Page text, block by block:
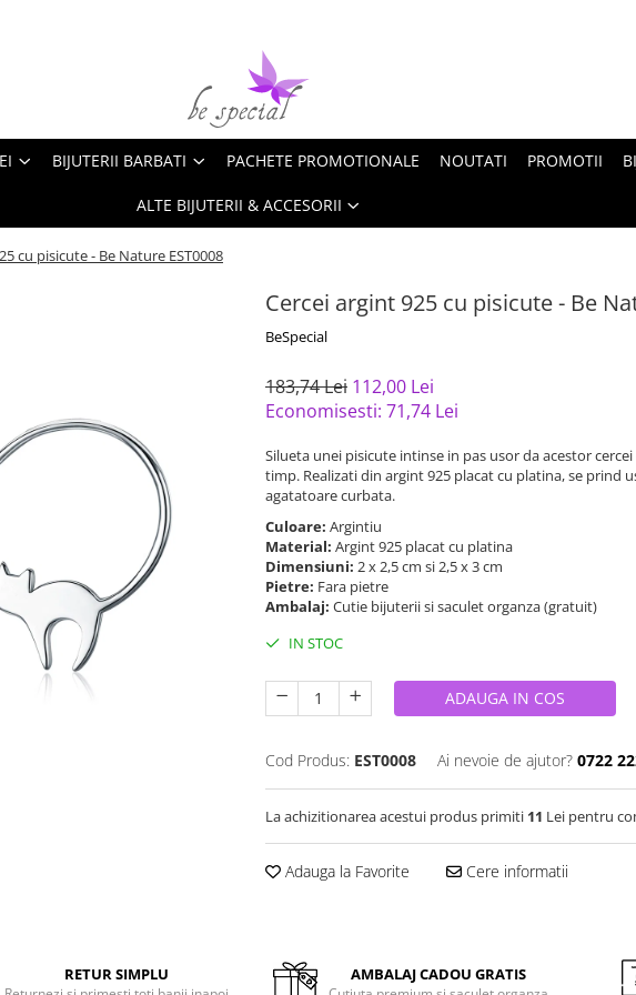
BIJUTERII BARBATI PACHETE PROMOTIONALE NOUTATI PROMOTII
ALTE BIJUTERII & ACCESORII
cu pisicute - Be Nature EST0008
Cercei argint 925 cu pisicute - Be
BeSpecial
183,74 Lei 112,00 Lei
Economisesti: 71,74 Lei
Silueta unei pisicute intinse in pas usor da acestor
timp. Realizati din argint 925 placat cu platina, se prind
agatatoare curbata.
Culoare: Argintiu
Material: Argint 925 placat cu platina
Dimensiuni: 2 x 2,5 cm si 2,5 x 3 cm
Pietre: Fara pietre
Ambalaj: Cutie bijuterii si saculet organza (gratuit)
IN STOC
ADAUGA IN COS
Cod Produs: EST0008 Ai nevoie de ajutor? 0722
La achizitionarea acestui produs primiti 11 Lei pentru
Adauga la Favorite Cere informatii
RETUR SIMPLU AMBALAJ CADOU GRATIS